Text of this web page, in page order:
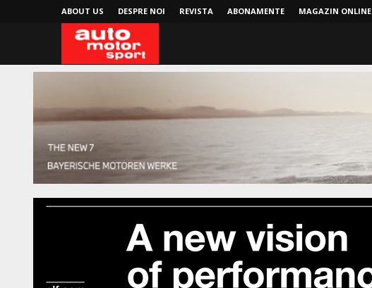
ABOUT US DESPRE NOI REVISTA ABONAMENTE MAGAZIN ONLINE